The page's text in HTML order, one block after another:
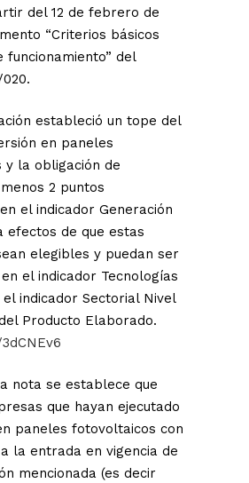
del 12 de febrero de
“Criterios básicos
funcionamiento” del
estableció un tope del
en paneles
y la obligación de
2 puntos
el indicador Generación
efectos de que estas
elegibles y puedan ser
el indicador Tecnologías
indicador Sectorial Nivel
Producto Elaborado.
nota se establece que
que hayan ejecutado
paneles fotovoltaicos con
la entrada en vigencia de
mencionada (es decir